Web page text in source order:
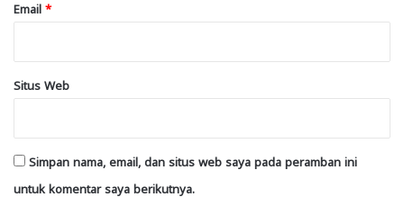
Email *
Situs Web
Simpan nama, email, dan situs web saya pada peramban ini
untuk komentar saya berikutnya.